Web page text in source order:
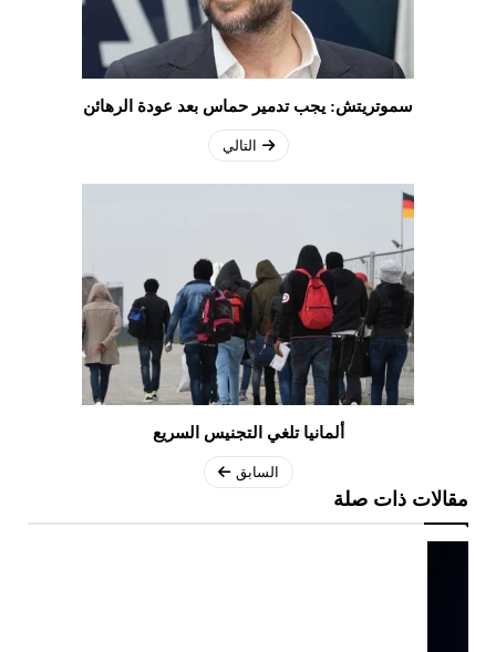
سموتريتش: يجب تدمير حماس بعد عودة الرهائن
التالي
ألمانيا تلغي التجنيس السريع
السابق
مقالات ذات صلة